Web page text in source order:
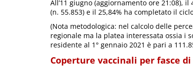
All’11 giugno (aggiornamento ore 21:08),
(n. 55.853) e il 25,84% ha completato il
(Nota metodologica: nel calcolo delle
regionale ma la platea interessata ossia i
residente al 1° gennaio 2021 è pari a
Coperture vaccinali per fasce